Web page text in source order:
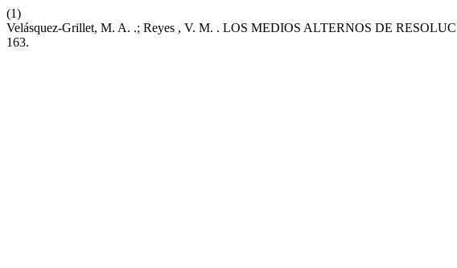
(1)
Velásquez-Grillet, M. A. .; Reyes , V. M. . LOS MEDIOS ALTERNOS DE
163.